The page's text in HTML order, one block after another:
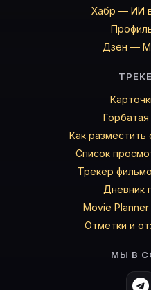
Хабр — ИИ
Дзен —
Как разместить
Список
Трекер
Дневник
Movie
Отметки и
МЫ В